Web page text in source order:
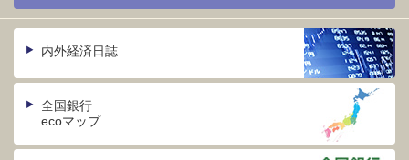
内外経済日誌
全国銀行
ecoマップ